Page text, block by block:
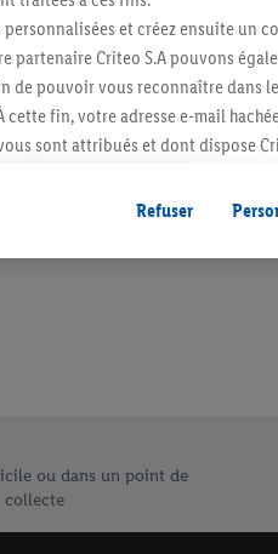
Abonnez-vous à la
S'abonner
ou dans un point de
collecte
et créez ensuite un
partenaire Criteo S.A pouvons
de pouvoir vous reconnaître dans
fin, votre adresse e-mail
sont attribués et dont dispose
dans un panier d’un
et plusieurs services de
votre adresse e-mail hachée
protection des données
Refuser